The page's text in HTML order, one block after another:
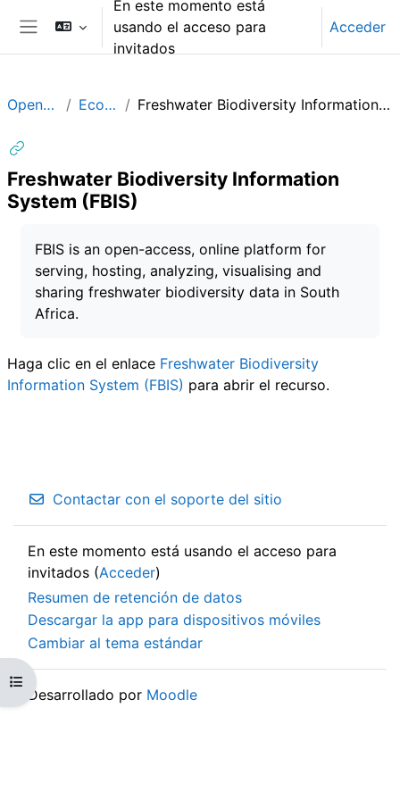
Salta al contenido principal
Panel lateral
En este momento está
usando el acceso para
invitados
Acceder
Abrir índice del curso
OpenData Ecology Freshwater Biodiversity Information System (FBIS)
Freshwater Biodiversity Information
System (FBIS)
FBIS is an open-access, online platform for
serving, hosting, analyzing, visualising and
sharing freshwater biodiversity data in South
Africa.
Haga clic en el enlace Freshwater Biodiversity
Information System (FBIS) para abrir el recurso.
Contactar con el soporte del sitio
En este momento está usando el acceso para
invitados (Acceder)
Resumen de retención de datos
Descargar la app para dispositivos móviles
Cambiar al tema estándar
Desarrollado por Moodle